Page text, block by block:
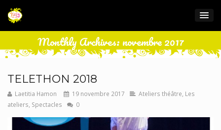
Monthly Archives: novembre 2017
TELETHON 2018
Laetitia Hamon 19 novembre 2017 Ateliers théâtre Les
ateliers Spectacles 0